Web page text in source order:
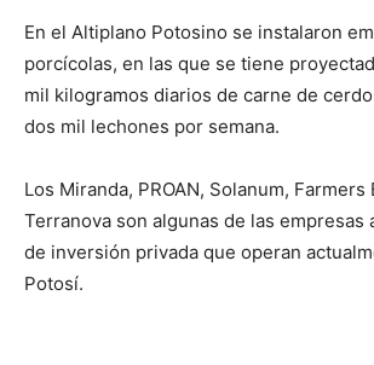
En el Altiplano Potosino se instalaron
porcícolas, en las que se tiene
mil kilogramos diarios de carne de
dos mil lechones por semana.
Los Miranda, PROAN, Solanum,
Terranova son algunas de las empresas
de inversión privada que operan
Potosí.